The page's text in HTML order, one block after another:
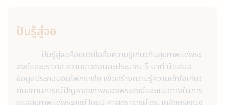
ปันรู้สู่จอ
ปันรู้สู่จอคือชุดวิดีโอสื่อความรู้เกี่ยวกับสุขภาพแด่พระ
สงฆ์และฆราวาส ความยาวตอนละประมาณ 5 นาที นำเสนอ
ข้อมูลประกอบอินโฟกราฟิก เพื่อสร้างความรู้ความเข้าใจเกี่ยว
กับสถานการณ์ปัญหาสุขภาพของพระสงฆ์และแนวทางในการ